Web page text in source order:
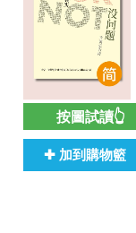
書店首頁 (美
本月推介
聖經
按圖試讀👆
✚ 加到購物籃